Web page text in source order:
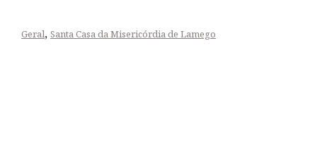
Geral, Santa Casa da Misericórdia de Lamego